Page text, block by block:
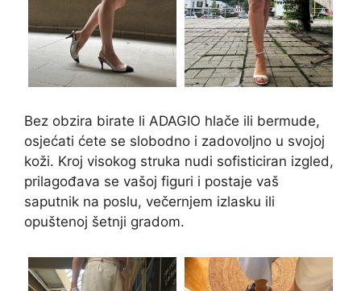
Bez obzira birate li ADAGIO hlače ili bermude,
osjećati ćete se slobodno i zadovoljno u svojoj
koži. Kroj visokog struka nudi sofisticiran izgled,
prilagođava se vašoj figuri i postaje vaš
saputnik na poslu, večernjem izlasku ili
opuštenoj šetnji gradom.